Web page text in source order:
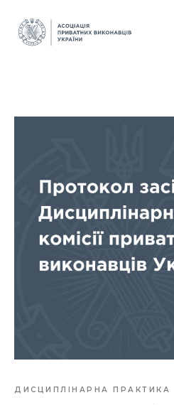
ДИСЦИПЛІНАРНА ПРАКТИКА